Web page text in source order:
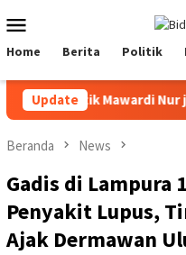
ke
kontenMobile
Home Berita Politik
Update
lantik Mawardi Nur jadi
Beranda News
Gadis di Lampura
Penyakit Lupus,
Ajak Dermawan